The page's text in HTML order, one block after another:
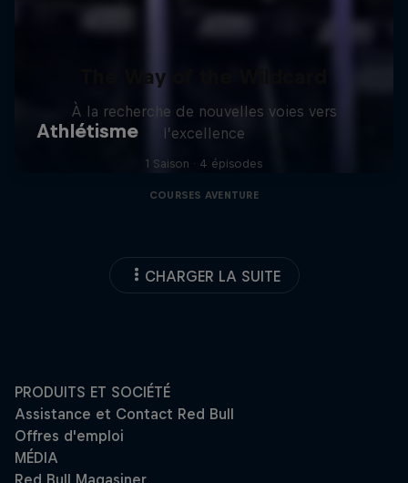
The Way of the Wildcard
À la recherche de nouvelles voies vers
l’excellence
1 Saison · 4 épisodes
COURSES AVENTURE
CHARGER LA SUITE